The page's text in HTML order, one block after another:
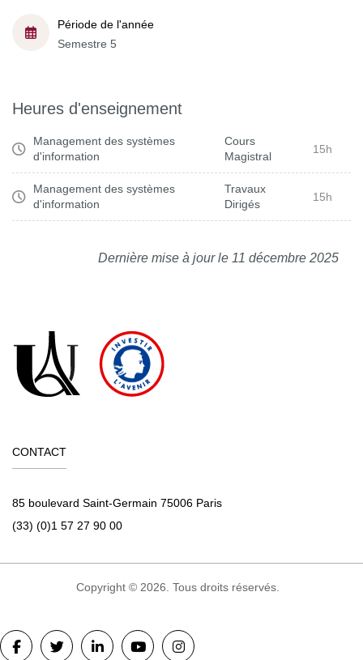
Période de l'année
Semestre 5
Heures d'enseignement
Management des systèmes
d'information
Cours
Magistral
15h
Management des systèmes
d'information
Travaux
Dirigés
15h
Dernière mise à jour le 11 décembre 2025
CONTACT
85 boulevard Saint-Germain 75006 Paris
(33) (0)1 57 27 90 00
Copyright © 2026. Tous droits réservés.